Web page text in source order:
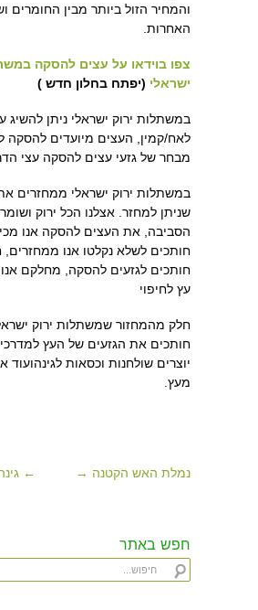
והמחיר הזול ביותר מבין החומרים
האחרות.
צפו בוידאו על עצים להסקה
ישראלי (יפתח בחלון חדש )
במשתלות ירוק ישראלי ניתן להשיג
לאח/קמין, העצים מיועדים להסקה
מבחר של גזעי עצים להסקה עצי
במשתלות ירוק ישראלי ממחזרים
שניתן למחזר. אצלנו הכל ירוק
הסביבה, את העצים להסקה אנו
חותכים לשלא נקלטו אנו ממחזרים,
חותכים לגזעים להסקה, מחלקם
עץ לחיפוי
חלק מהמחזור שמשתלות ירוק
חותכים את הגזעים של העץ למדרכי
יוצרים שולחנות וכסאות לגינהועוד
מעץ.
← נמלת האש הקטנה →
חפש באתר